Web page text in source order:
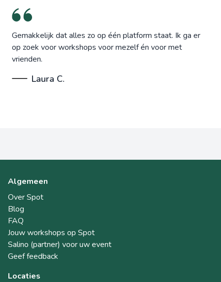
Gemakkelijk dat alles zo op één platform staat. Ik ga er
op zoek voor workshops voor mezelf én voor met
vrienden.
Laura C.
Algemeen
Over Spot
Blog
FAQ
Jouw workshops op Spot
Salino (partner) voor uw event
Geef feedback
Locaties